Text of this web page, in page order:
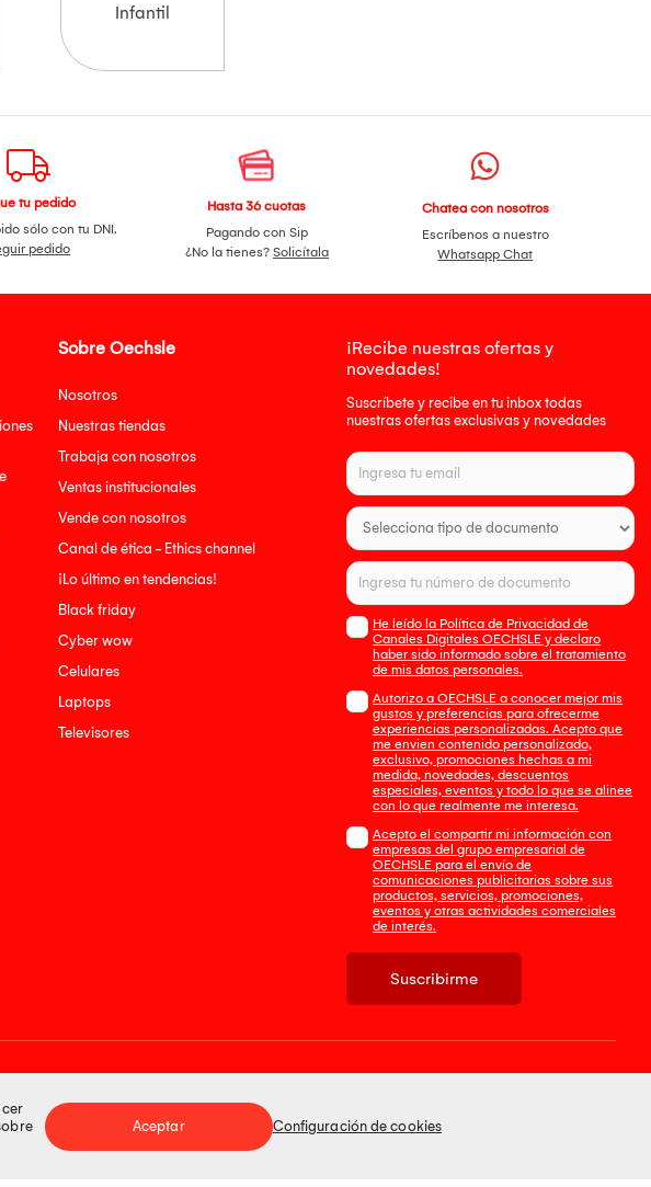
Infantil
tu pedido
sólo con tu DNI.
pedido
Hasta 36 cuotas
Pagando con Sip
¿No la tienes? Solicítala
Chatea con nosotros
Escríbenos a nuestro
Whatsapp Chat
Sobre Oechsle
Nosotros
Nuestras tiendas
Trabaja con nosotros
Ventas institucionales
Vende con nosotros
Canal de ética - Ethics channel
¡Lo último en tendencias!
Black friday
Cyber wow
Celulares
Laptops
Televisores
¡Recibe nuestras ofertas y
novedades!
Suscríbete y recibe en tu inbox todas
nuestras ofertas exclusivas y novedades
He leído la Política de Privacidad de
Canales Digitales OECHSLE y declaro
haber sido informado sobre el tratamiento
de mis datos personales.
Autorizo a OECHSLE a conocer mejor mis
gustos y preferencias para ofrecerme
experiencias personalizadas. Acepto que
me envien contenido personalizado,
exclusivo, promociones hechas a mi
medida, novedades, descuentos
especiales, eventos y todo lo que se alinee
con lo que realmente me interesa.
Acepto el compartir mi información con
empresas del grupo empresarial de
OECHSLE para el envío de
comunicaciones publicitarias sobre sus
productos, servicios, promociones,
eventos y otras actividades comerciales
de interés.
Suscribirme
Tienda 100% Segura
Aceptar Configuración de cookies